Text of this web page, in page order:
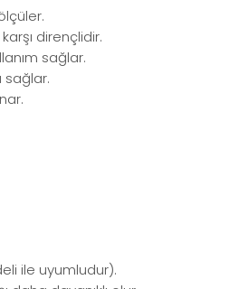
dirençlidir.
sağlar.
sağlar.
ile uyumludur).